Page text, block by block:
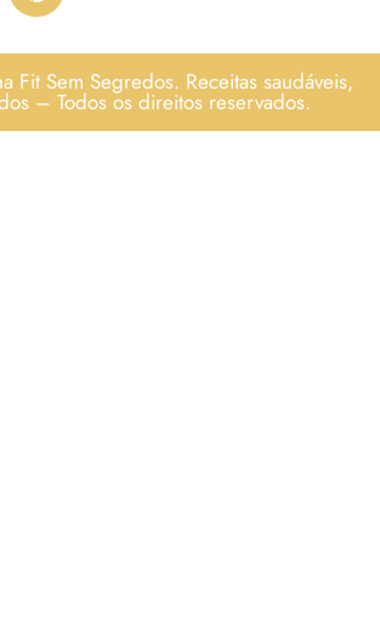
Sem Segredos. Receitas saudáveis,
– Todos os direitos reservados.